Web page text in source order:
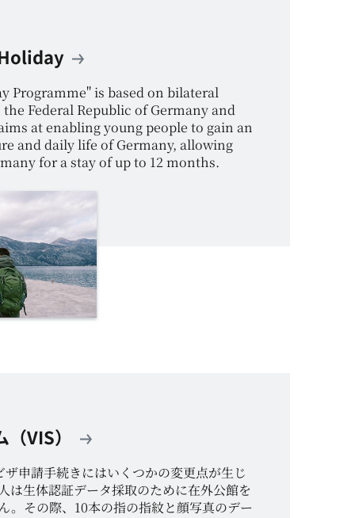
Programme" is based on bilateral
Federal Republic of Germany and
at enabling young people to gain an
and daily life of Germany, allowing
for a stay of up to 12 months.
VIS）
申請手続きにはいくつかの変更点が生じ
は生体認証データ採取のために在外公館を
。その際、 10本の指の指紋と顔写真のデー